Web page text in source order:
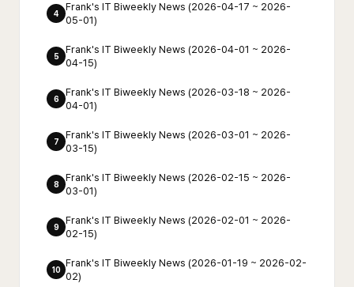
4
Frank's IT Biweekly News (2026-04-17 ~ 2026-
05-01)
5
Frank's IT Biweekly News (2026-04-01 ~ 2026-
04-15)
6
Frank's IT Biweekly News (2026-03-18 ~ 2026-
04-01)
7
Frank's IT Biweekly News (2026-03-01 ~ 2026-
03-15)
8
Frank's IT Biweekly News (2026-02-15 ~ 2026-
03-01)
9
Frank's IT Biweekly News (2026-02-01 ~ 2026-
02-15)
10
Frank's IT Biweekly News (2026-01-19 ~ 2026-02-
02)